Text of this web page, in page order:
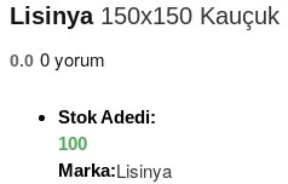
Lisinya150x150 Kauçuk
0.0 0 yorum
Stok Adedi:
100
Marka:Lisinya